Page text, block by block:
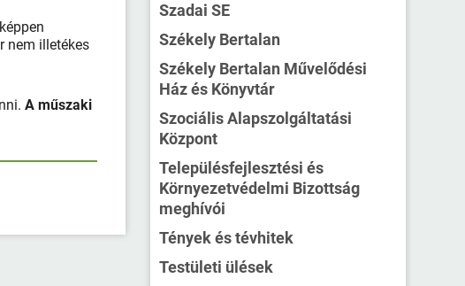
nem illetékes
A műszaki
Szadai SE
Székely Bertalan
Székely Bertalan Művelődési
Ház és Könyvtár
Szociális Alapszolgáltatási
Központ
Településfejlesztési és
Környezetvédelmi Bizottság
meghívói
Tények és tévhitek
Testületi ülések